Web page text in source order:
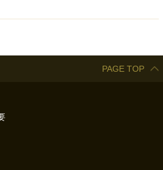
PAGE TOP